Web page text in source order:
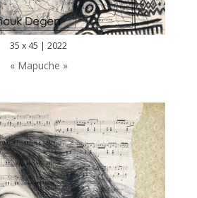
35 x 45 | 2022
« Mapuche »